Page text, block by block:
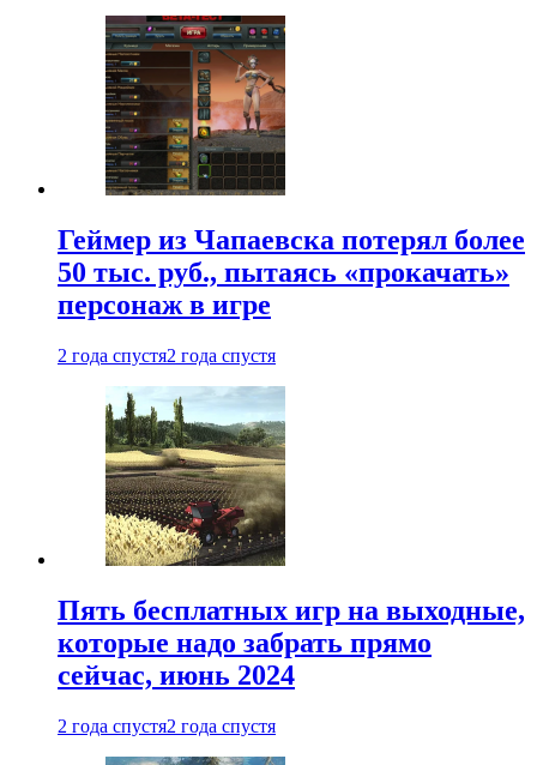
Геймер из Чапаевска потерял более
50 тыс. руб., пытаясь «прокачать»
персонаж в игре
2 года спустя2 года спустя
Пять бесплатных игр на выходные,
которые надо забрать прямо
сейчас, июнь 2024
2 года спустя2 года спустя